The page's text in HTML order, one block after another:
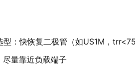
型：快恢复二极管（如US1M，
尽量靠近负载端子